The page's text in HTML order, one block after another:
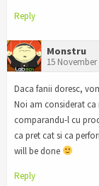
Reply
Monstru
15 November
Daca fanii doresc,
Noi am considerat ca
comparandu-l cu
ca pret cat si ca
will be done
Reply